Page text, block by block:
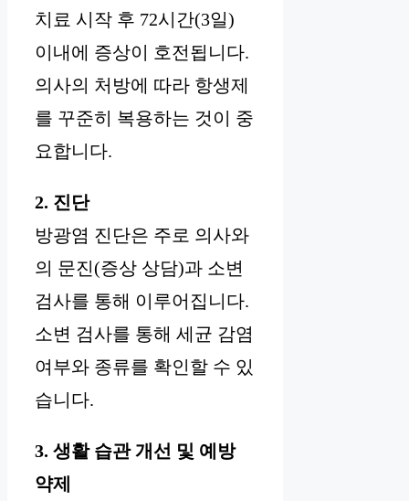
치료 시작 후 72시간(3일)
이내에 증상이 호전됩니다.
의사의 처방에 따라 항생제
를 꾸준히 복용하는 것이 중
요합니다.
2. 진단
방광염 진단은 주로 의사와
의 문진(증상 상담)과 소변
검사를 통해 이루어집니다.
소변 검사를 통해 세균 감염
여부와 종류를 확인할 수 있
습니다.
3. 생활 습관 개선 및 예방
약제